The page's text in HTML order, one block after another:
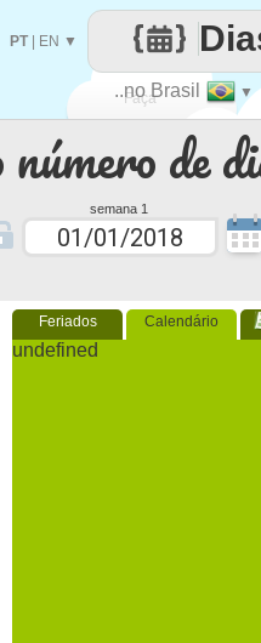
de
semana 1
Feriados Calendário
undefined
Faça
..no Brasil ▼
PT| EN ▼